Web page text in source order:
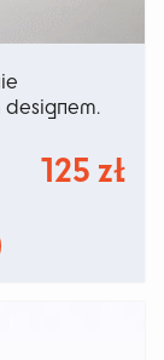
125 zł